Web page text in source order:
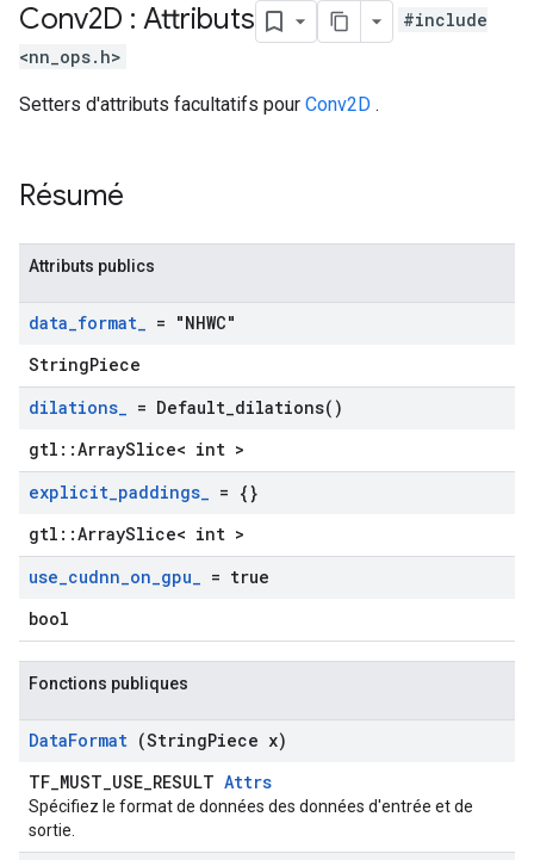
Conv2D : Attributs
#include
<nn_ops.h>
Setters d'attributs facultatifs pour Conv2D .
Résumé
Attributs publics
data_format_ = "NHWC"
StringPiece
dilations_ = Default_dilations( )
gtl::ArraySlice< int >
explicit_paddings_ = {}
gtl::ArraySlice< int >
use_cudnn_on_gpu_ = true
bool
Fonctions publiques
DataFormat (StringPiece x)
TF_MUST_USE_RESULT Attrs
Spécifiez le format de données des données d'entrée et de
sortie.